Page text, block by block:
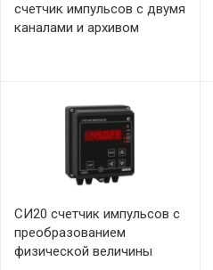
счетчик импульсов с двумя
каналами и архивом
СИ20 счетчик импульсов с
преобразованием
физической величины